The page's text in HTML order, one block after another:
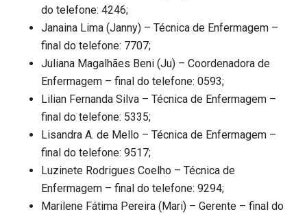
do telefone: 4246;
Janaina Lima (Janny) – Técnica de Enfermagem –
final do telefone: 7707;
Juliana Magalhães Beni (Ju) – Coordenadora de
Enfermagem – final do telefone: 0593;
Lilian Fernanda Silva – Técnica de Enfermagem –
final do telefone: 5335;
Lisandra A. de Mello – Técnica de Enfermagem –
final do telefone: 9517;
Luzinete Rodrigues Coelho – Técnica de
Enfermagem – final do telefone: 9294;
Marilene Fátima Pereira (Mari) – Gerente – final do